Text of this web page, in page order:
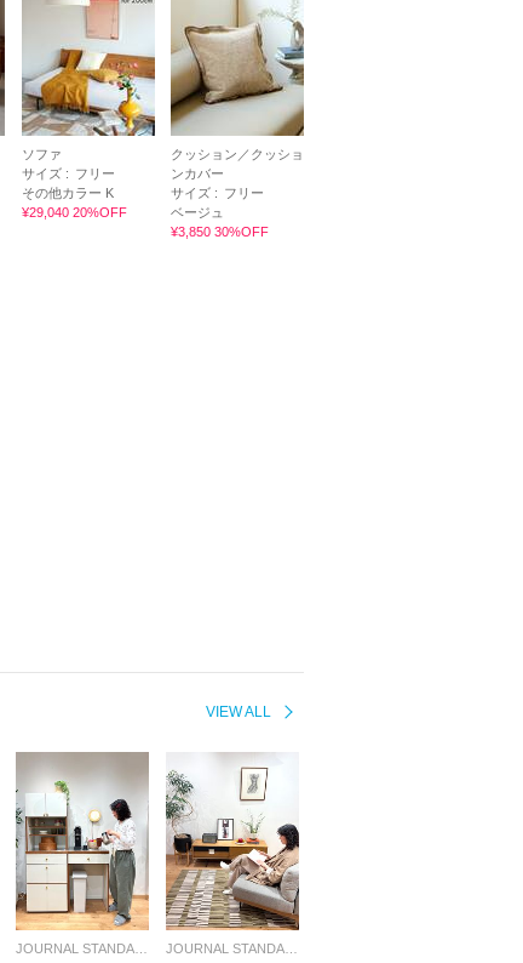
ソファ
サイズ : フリー
その他カラー K
¥29,040 20%OFF
クッション／クッショ
ンカバー
サイズ : フリー
ベージュ
¥3,850 30%OFF
VIEW ALL